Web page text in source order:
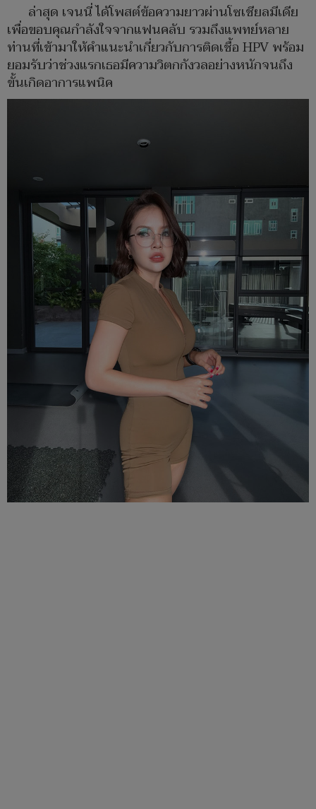
ล่าสุด เจนนี่ ได้โพสต์ข้อความยาวผ่านโซเชียลมีเดีย
เพื่อขอบคุณกำลังใจจากแฟนคลับ รวมถึงแพทย์หลาย
ท่านที่เข้ามาให้คำแนะนำเกี่ยวกับการติดเชื้อ HPV พร้อม
ยอมรับว่าช่วงแรกเธอมีความวิตกกังวลอย่างหนักจนถึง
ขั้นเกิดอาการแพนิค